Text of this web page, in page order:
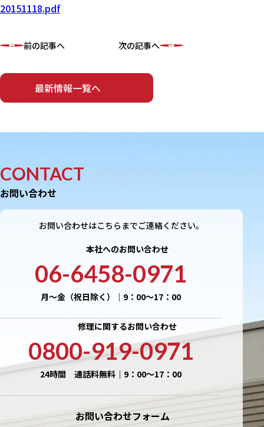
20151118.pdf
前の記事へ
最新情報一覧へ
次の記事へ
CONTACT
お問い合わせ
お問い合わせはこちらまでご連絡ください。
本社へのお問い合わせ
06-6458-0971
月〜金（祝日除く）｜9：00〜17：00
修理に関するお問い合わせ
0800-919-0971
24時間 通話料無料｜9：00〜17：00
お問い合わせフォーム